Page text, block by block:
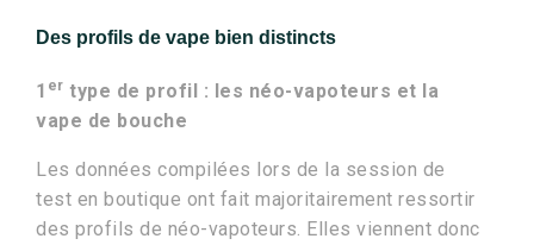
Des profils de vape bien distincts
1 er type de profil : les néo-vapoteurs et la
vape de bouche
Les données compilées lors de la session de
test en boutique ont fait majoritairement ressortir
des profils de néo-vapoteurs. Elles viennent donc